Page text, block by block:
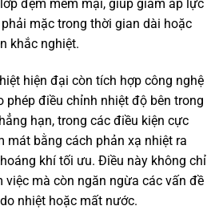
đệm mềm mại, giúp giảm áp lực
phải mặc trong thời gian dài hoặc
khắc nghiệt.
hiện đại còn tích hợp công nghệ
phép điều chỉnh nhiệt độ bên trong
hạn, trong các điều kiện cực
mát bằng cách phản xạ nhiệt ra
khí tối ưu. Điều này không chỉ
việc mà còn ngăn ngừa các vấn đề
nhiệt hoặc mất nước.